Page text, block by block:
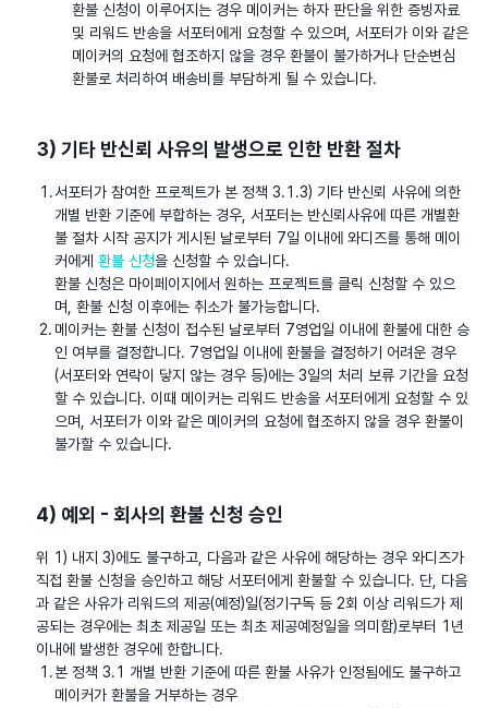
환불 신청이 이루어지는 경우 메이커는 하자 판단을 위한 증빙자료
및 리워드 반송을 서포터에게 요청할 수 있으며, 서포터가 이와 같은
메이커의 요청에 협조하지 않을 경우 환불이 불가하거나 단순변심
환불로 처리하여 배송비를 부담하게 될 수 있습니다.
3) 기타 반신뢰 사유의 발생으로 인한 반환 절차
서포터가 참여한 프로젝트가 본 정책 3.1.3) 기타 반신뢰 사유에 의한
개별 반환 기준에 부합하는 경우, 서포터는 반신뢰사유에 따른 개별환
불 절차 시작 공지가 게시된 날로부터 7일 이내에 와디즈를 통해 메이
커에게 환불 신청을 신청할 수 있습니다.
환불 신청은 마이페이지에서 원하는 프로젝트를 클릭 신청할 수 있으
며, 환불 신청 이후에는 취소가 불가능합니다.
메이커는 환불 신청이 접수된 날로부터 7영업일 이내에 환불에 대한 승
인 여부를 결정합니다. 7영업일 이내에 환불을 결정하기 어려운 경우
(서포터와 연락이 닿지 않는 경우 등)에는 3일의 처리 보류 기간을 요청
할 수 있습니다. 이때 메이커는 리워드 반송을 서포터에게 요청할 수 있
으며, 서포터가 이와 같은 메이커의 요청에 협조하지 않을 경우 환불이
불가할 수 있습니다.
4) 예외 - 회사의 환불 신청 승인
위 1) 내지 3)에도 불구하고, 다음과 같은 사유에 해당하는 경우 와디즈가
직접 환불 신청을 승인하고 해당 서포터에게 환불할 수 있습니다. 단, 다음
과 같은 사유가 리워드의 제공(예정)일(정기구독 등 2회 이상 리워드가 제
공되는 경우에는 최초 제공일 또는 최초 제공예정일을 의미함)로부터 1년
이내에 발생한 경우에 한합니다.
본 정책 3.1 개별 반환 기준에 따른 환불 사유가 인정됨에도 불구하고
메이커가 환불을 거부하는 경우